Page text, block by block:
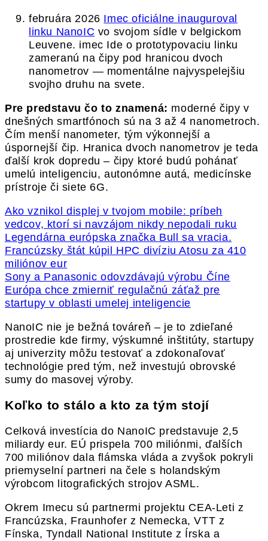
februára 2026 Imec oficiálne inauguroval
linku NanoIC vo svojom sídle v belgickom
Leuvene. imec Ide o prototypovaciu linku
zameranú na čipy pod hranicou dvoch
nanometrov — momentálne najvyspelejšiu
svojho druhu na svete.
Pre predstavu čo to znamená: moderné čipy v
dnešných smartfónoch sú na 3 až 4 nanometroch.
Čím menší nanometer, tým výkonnejší a
úspornejší čip. Hranica dvoch nanometrov je teda
ďalší krok dopredu – čipy ktoré budú pohánať
umelú inteligenciu, autonómne autá, medicínske
prístroje či siete 6G.
Ako vznikol displej v tvojom mobile: príbeh
vedcov, ktorí si navzájom nikdy nepodali ruku
Legendárna európska značka Bull sa vracia.
Francúzsky štát kúpil HPC divíziu Atosu za 410
miliónov eur
Sony a Panasonic odovzdávajú výrobu Číne
Európa chce zmierniť regulačnú záťaž pre
startupy v oblasti umelej inteligencie
NanoIC nie je bežná továreň – je to zdieľané
prostredie kde firmy, výskumné inštitúty, startupy
aj univerzity môžu testovať a zdokonaľovať
technológie pred tým, než investujú obrovské
sumy do masovej výroby.
Koľko to stálo a kto za tým stojí
Celková investícia do NanoIC predstavuje 2,5
miliardy eur. EÚ prispela 700 miliónmi, ďalších
700 miliónov dala flámska vláda a zvyšok pokryli
priemyselní partneri na čele s holandským
výrobcom litografických strojov ASML.
Okrem Imecu sú partnermi projektu CEA-Leti z
Francúzska, Fraunhofer z Nemecka, VTT z
Fínska, Tyndall National Institute z Írska a